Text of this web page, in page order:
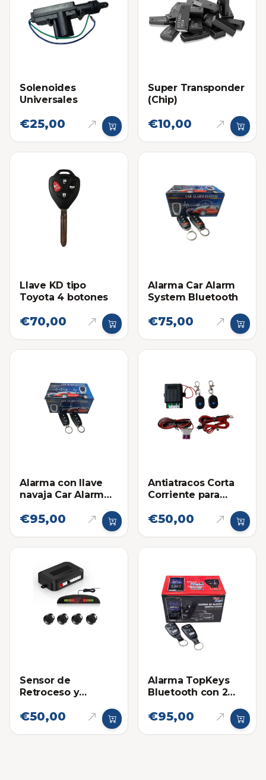
Solenoides
Universales
€25,00
Super Transponder
(Chip)
€10,00
Llave KD tipo
Toyota 4 botones
€70,00
Alarma Car Alarm
System Bluetooth
€75,00
Alarma con llave
navaja Car Alarm
€95,00
Antiatracos Corta
Corriente para
€50,00
Sensor de
Retroceso y
€50,00
Alarma TopKeys
Bluetooth con 2
€95,00